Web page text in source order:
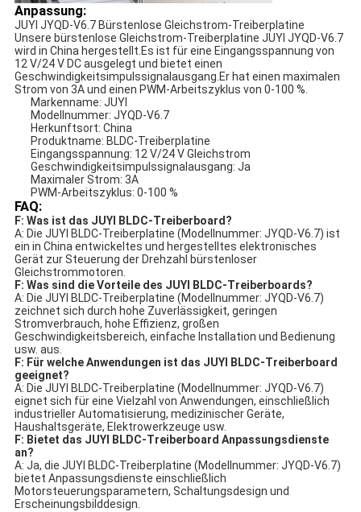
Anpassung:
JUYI JYQD-V6.7 Bürstenlose Gleichstrom-Treiberplatine
Unsere bürstenlose Gleichstrom-Treiberplatine JUYI JYQD-V6.7
wird in China hergestellt.Es ist für eine Eingangsspannung von
12 V/24 V DC ausgelegt und bietet einen
Geschwindigkeitsimpulssignalausgang.Er hat einen maximalen
Strom von 3A und einen PWM-Arbeitszyklus von 0-100 %.
Markenname: JUYI
Modellnummer: JYQD-V6.7
Herkunftsort: China
Produktname: BLDC-Treiberplatine
Eingangsspannung: 12 V/24 V Gleichstrom
Geschwindigkeitsimpulssignalausgang: Ja
Maximaler Strom: 3A
PWM-Arbeitszyklus: 0-100 %
FAQ:
F: Was ist das JUYI BLDC-Treiberboard?
A: Die JUYI BLDC-Treiberplatine (Modellnummer: JYQD-V6.7) ist
ein in China entwickeltes und hergestelltes elektronisches
Gerät zur Steuerung der Drehzahl bürstenloser
Gleichstrommotoren.
F: Was sind die Vorteile des JUYI BLDC-Treiberboards?
A: Die JUYI BLDC-Treiberplatine (Modellnummer: JYQD-V6.7)
zeichnet sich durch hohe Zuverlässigkeit, geringen
Stromverbrauch, hohe Effizienz, großen
Geschwindigkeitsbereich, einfache Installation und Bedienung
usw. aus.
F: Für welche Anwendungen ist das JUYI BLDC-Treiberboard
geeignet?
A: Die JUYI BLDC-Treiberplatine (Modellnummer: JYQD-V6.7)
eignet sich für eine Vielzahl von Anwendungen, einschließlich
industrieller Automatisierung, medizinischer Geräte,
Haushaltsgeräte, Elektrowerkzeuge usw.
F: Bietet das JUYI BLDC-Treiberboard Anpassungsdienste
an?
A: Ja, die JUYI BLDC-Treiberplatine (Modellnummer: JYQD-V6.7)
bietet Anpassungsdienste einschließlich
Motorsteuerungsparametern, Schaltungsdesign und
Erscheinungsbilddesign.